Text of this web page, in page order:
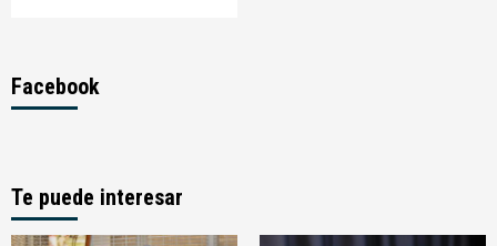
Facebook
Te puede interesar